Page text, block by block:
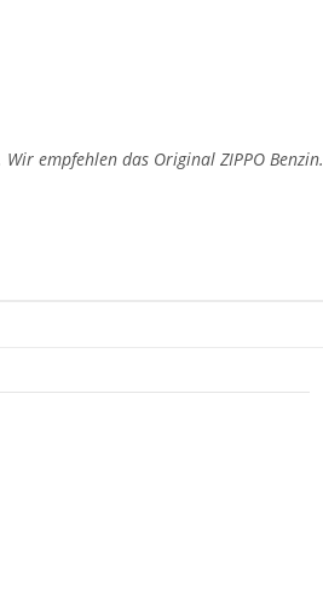
empfehlen das Original ZIPPO Benzin.